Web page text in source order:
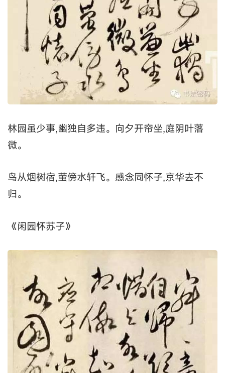
林园虽少事,幽独自多违。向夕开帘坐,庭阴叶落
微。
鸟从烟树宿,萤傍水轩飞。感念同怀子,京华去不
归。
《闲园怀苏子》